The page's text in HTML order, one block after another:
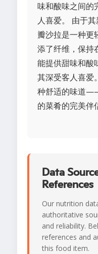
味和酸味之间的
人喜爱。 由于
瓣沙拉是一种更
添了纤维，保持
能提供甜味和酸
其深受客人喜爱
种舒适的味道
的菜肴的完美伴
Data
References
Our nutrition
authoritative
and reliability.
references and
this food item.